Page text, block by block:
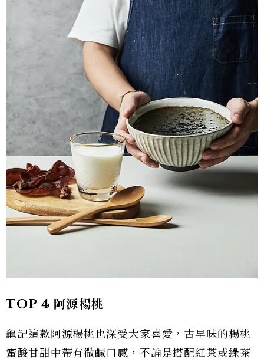
TOP 4 阿源楊桃
龜記這款阿源楊桃也深受大家喜愛，古早味的楊桃
蜜酸甘甜中帶有微鹹口感，不論是搭配紅茶或綠茶